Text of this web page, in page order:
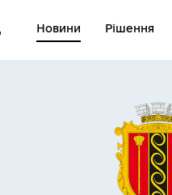
Новини Рішення